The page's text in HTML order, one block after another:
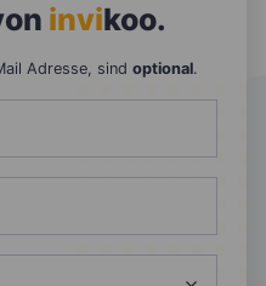
invikoo.
Adresse, sind optional.